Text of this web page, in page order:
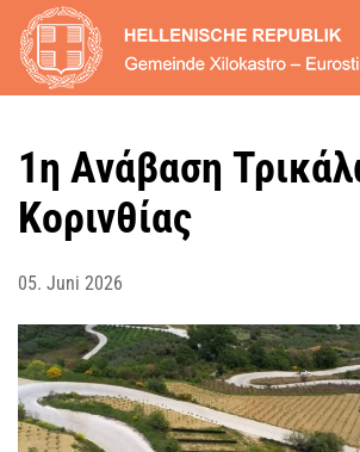
Zum Hauptinhalt springen
1η Ανάβαση
Κορινθίας
05. Juni 2026